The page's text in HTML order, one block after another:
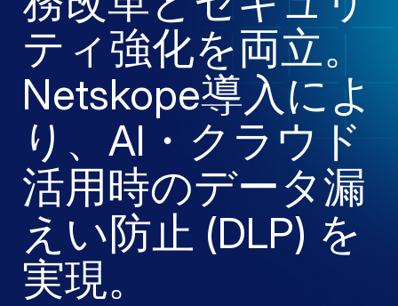
ティ強化を両立。
Netskope導入によ
り、AI・クラウド
活用時のデータ漏
えい防止 (DLP) を
実現。